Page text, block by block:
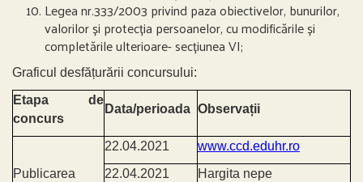
Legea nr.333/2003 privind paza obiectivelor, bunurilor,
valorilor și protecția persoanelor, cu modificările și
completările ulterioare- secțiunea VI;
Graficul desfățurării concursului:
Etapa de
concurs
Data/perioada Observații
Publicarea
22.04.2021
www.ccd.eduhr.ro
22.04.2021
Hargita nepe